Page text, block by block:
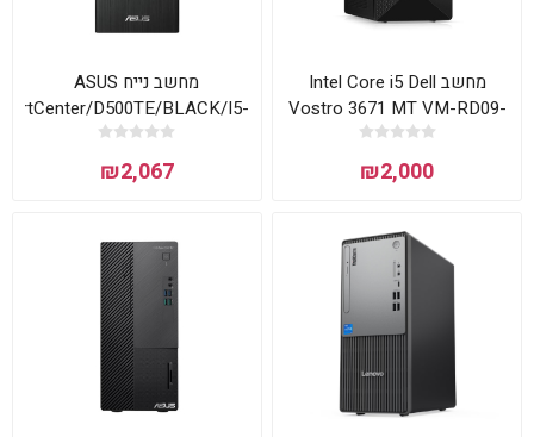
מחשב Intel Core i5 Dell
Vostro 3671 MT VM-RD09-
11721 Mini Tower דל
₪2,000
מחשב נייח ASUS
D500TE/BLACK/I5-
13500/8GB/512GB PCIE G4
SSD/Intel® Graphics
770/PS 500W/FD/3Y OS
₪2,067